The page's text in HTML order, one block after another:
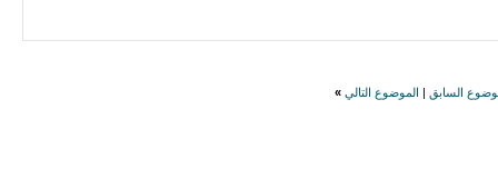
السابق الموضوع التالي »